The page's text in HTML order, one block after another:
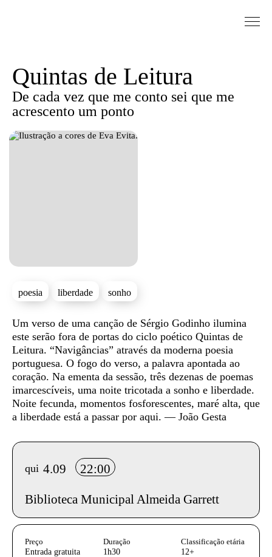
Quintas de Leitura
De cada vez que me conto sei que me
acrescento um ponto
Sinopse
Um verso de uma canção de Sérgio Godinho ilumina
este serão fora de portas do ciclo poético Quintas de
Leitura. “Navigâncias” através da moderna poesia
portuguesa. O fogo do verso, a palavra apontada ao
coração. Na ementa da sessão, três dezenas de poemas
imarcescíveis, uma noite tricotada a sonho e liberdade.
Noite fecunda, momentos fosforescentes, maré alta, que
a liberdade está a passar por aqui. — João Gesta
poesia liberdade sonho
Info sobre horário e bilhetes
qui 4.09 22:00
Biblioteca Municipal Almeida Garrett
InformaÃ§Ã£o adicional
Preço
Entrada gratuita
Duração
1h30
Classificação etária
12+